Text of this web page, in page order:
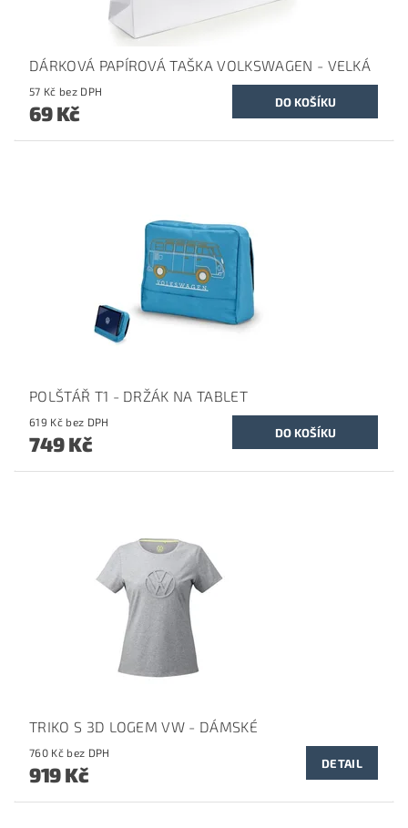
DÁRKOVÁ PAPÍROVÁ TAŠKA VOLKSWAGEN - VELKÁ
57 Kč bez DPH
69 Kč
POLŠTÁŘ T1 - DRŽÁK NA TABLET
619 Kč bez DPH
749 Kč
TRIKO S 3D LOGEM VW - DÁMSKÉ
760 Kč bez DPH
919 Kč DETAIL